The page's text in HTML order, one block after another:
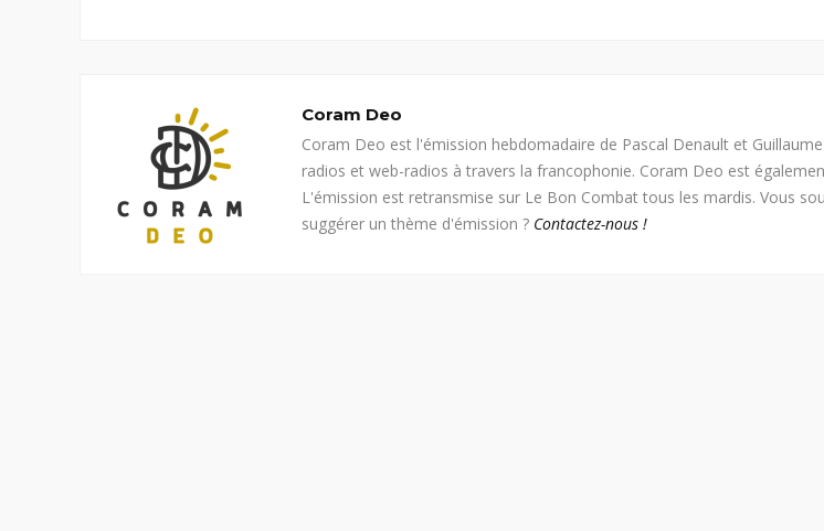
Coram Deo
Coram Deo est l'émission hebdomadaire de Pascal Denault et
radios et web-radios à travers la francophonie. Coram Deo est
L'émission est retransmise sur Le Bon Combat tous les mardis. Vous
suggérer un thème d'émission ? Contactez-nous !